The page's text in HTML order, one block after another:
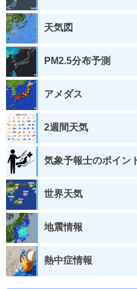
天気図
PM2.5分布予測
アメダス
2週間天気
気象予報士のポイン
世界天気
地震情報
熱中症情報